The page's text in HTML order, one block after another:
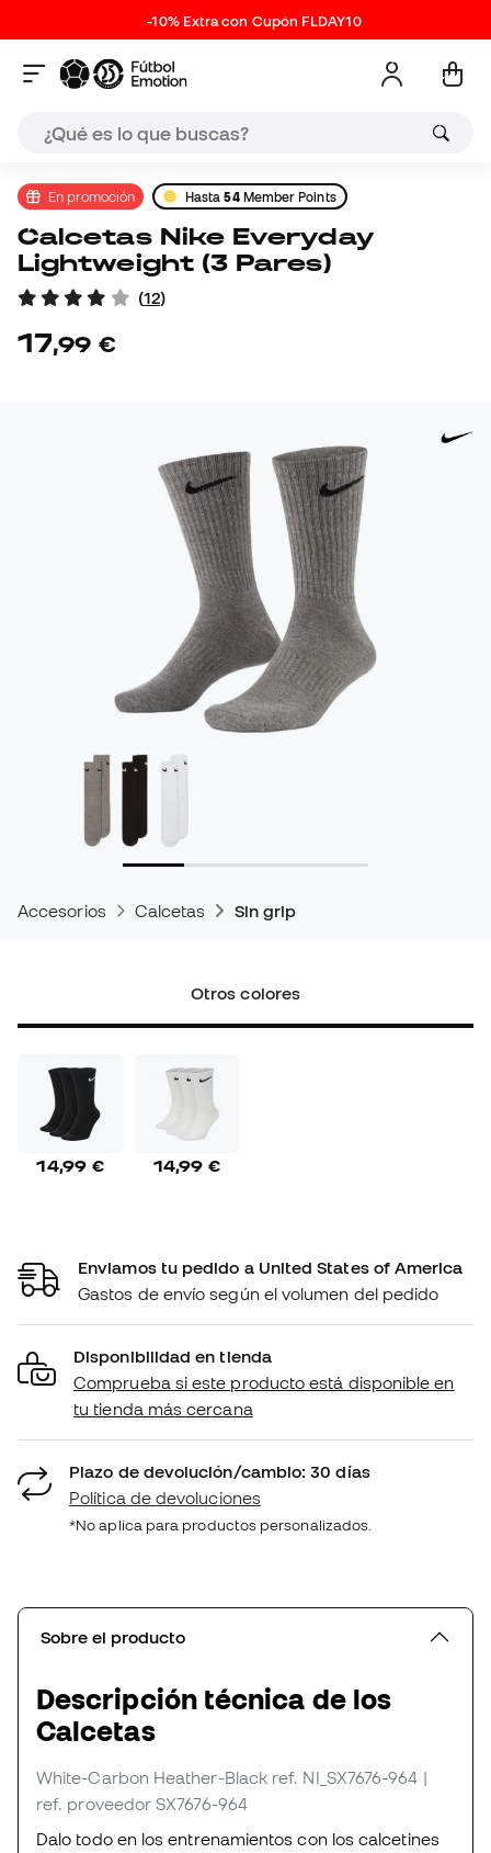
-10% Extra con Cupón FLDAY10
En promoción Hasta54Member Points
Calcetas Nike Everyday
Lightweight (3 Pares)
(12)
17,99 €
Accesorios Calcetas Sin grip
Otros colores
14,99 € 14,99 €
Enviamos tu pedido a United States of America
Gastos de envío según el volumen del pedido
Disponibilidad en tienda
Comprueba si este producto está disponible en
tu tienda más cercana
Plazo de devolución/cambio: 30 días
Política de devoluciones
*No aplica para productos personalizados.
Sobre el producto
Descripción técnica de los
Calcetas
White-Carbon Heather-Black ref. NI_SX7676-964 |
ref. proveedor SX7676-964
Dalo todo en los entrenamientos con los calcetines